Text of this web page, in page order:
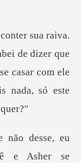
de dizer que
casar com ele
e Asher se